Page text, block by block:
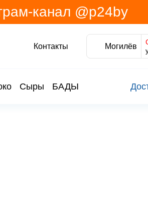
канал @p24by
Контакты Могилёв
Сыры БАДЫ